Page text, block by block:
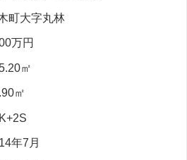
町大字丸林
万円
㎡
㎡
年7月